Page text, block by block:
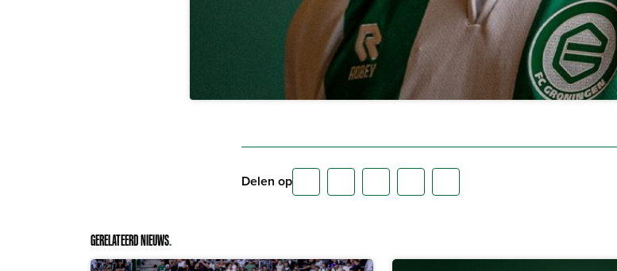
Delen op
GERELATEERD NIEUWS.